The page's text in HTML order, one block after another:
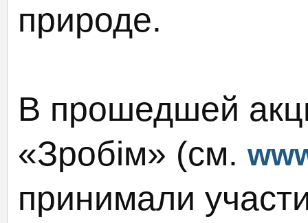
природе.
В прошедшей
«Зробім» (см.
принимали